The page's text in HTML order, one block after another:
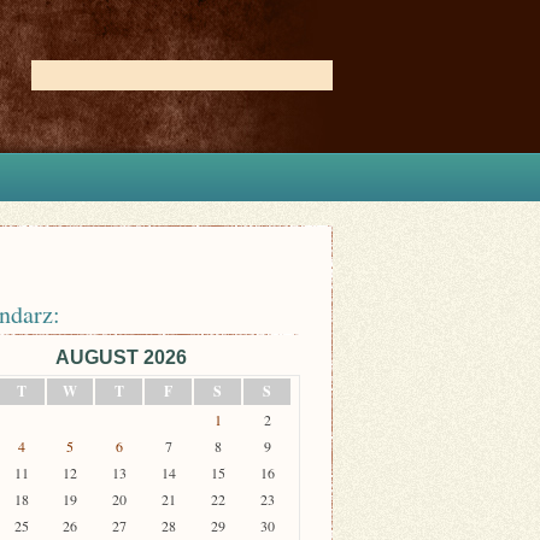
AUGUST 2026
T
W T F S S
1
2
4
5 6 7 8
9
11
12 13 14 15
16
18
19 20 21 22
23
25
26 27 28 29 30